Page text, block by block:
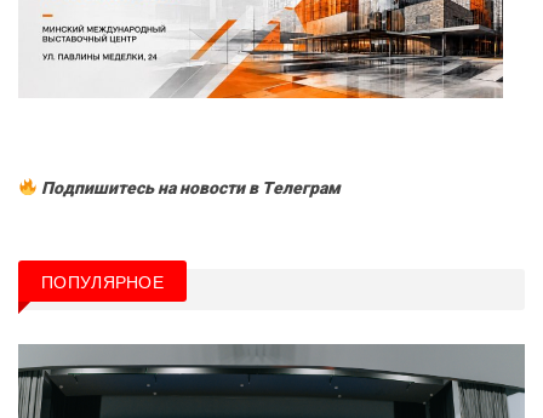
Подпишитесь на новости в Tелеграм
ПОПУЛЯРНОЕ